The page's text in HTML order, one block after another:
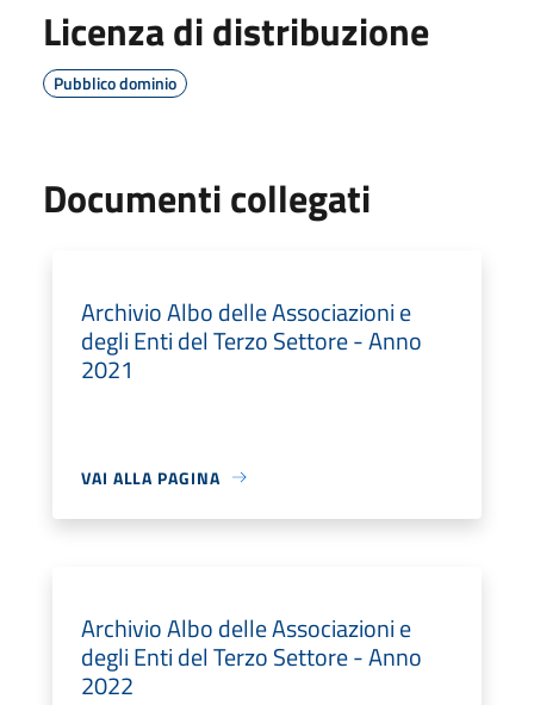
Licenza di distribuzione
Pubblico dominio
Documenti collegati
Archivio Albo delle Associazioni e
degli Enti del Terzo Settore - Anno
2021
VAI ALLA PAGINA
Archivio Albo delle Associazioni e
degli Enti del Terzo Settore - Anno
2022